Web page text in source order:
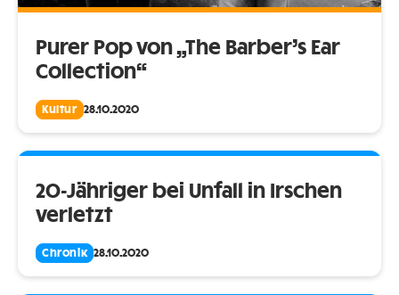
Purer Pop von „The Barber’s Ear
Collection“
Kultur 28.10.2020
20-Jähriger bei Unfall in Irschen
verletzt
Chronik 28.10.2020